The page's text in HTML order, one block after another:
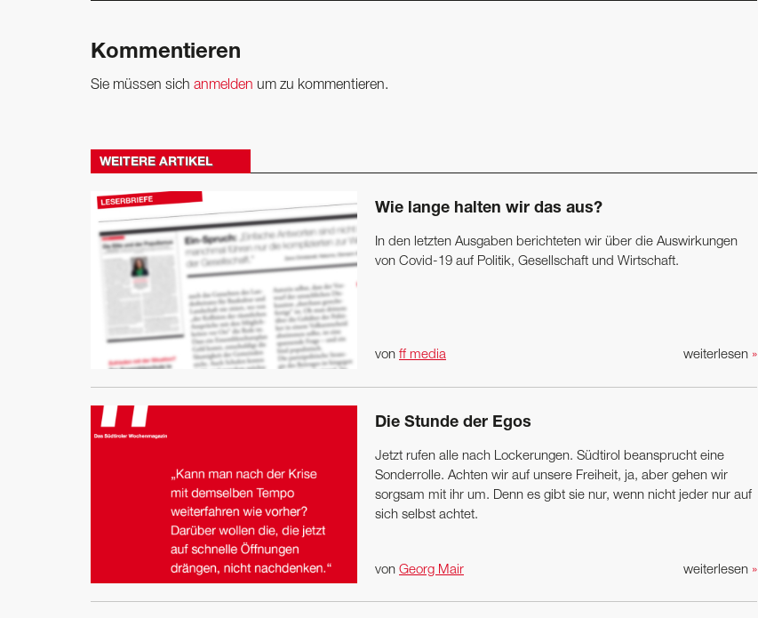
Kommentieren
Sie müssen sich anmelden um zu kommentieren.
WEITERE ARTIKEL
Wie lange halten wir das aus?
In den letzten Ausgaben berichteten wir über die Auswirkungen
von ­Covid-19 auf Politik, Gesellschaft und Wirtschaft.
weiterlesen »
von ff media
Die Stunde der Egos
Jetzt rufen alle nach Lockerungen. Südtirol beansprucht eine
Sonderrolle. Achten wir auf unsere Freiheit, ja, aber gehen wir
sorgsam mit ihr um. Denn es gibt sie nur, wenn nicht jeder nur auf
sich selbst achtet.
weiterlesen »
von Georg Mair